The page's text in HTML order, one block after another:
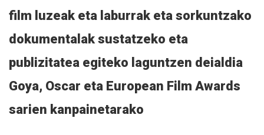
film luzeak eta laburrak eta sorkuntzako
dokumentalak sustatzeko eta
publizitatea egiteko laguntzen deialdia
Goya, Oscar eta European Film Awards
sarien kanpainetarako